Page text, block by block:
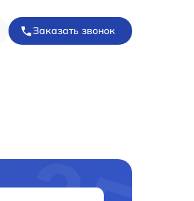
Заказать звонок